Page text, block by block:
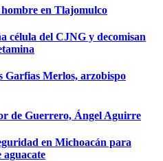
hombre en Tlajomulco
célula del CJNG y decomisan
Garfias Merlos, arzobispo
de Guerrero, Ángel Aguirre
en Michoacán para